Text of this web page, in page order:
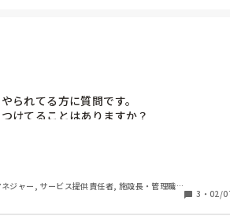
られてる方に質問です。
けてることはありますか？
ジャー, サービス提供責任者, 施設長・管理職,
3 ・ 02/